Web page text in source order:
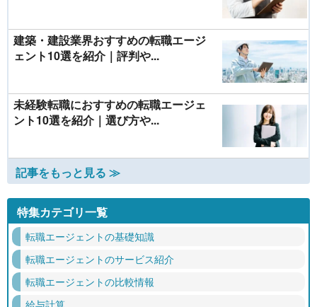
建築・建設業界おすすめの転職エージ
ェント10選を紹介｜評判や...
未経験転職におすすめの転職エージェ
ント10選を紹介｜選び方や...
記事をもっと見る ≫
特集カテゴリ一覧
転職エージェントの基礎知識
転職エージェントのサービス紹介
転職エージェントの比較情報
給与計算